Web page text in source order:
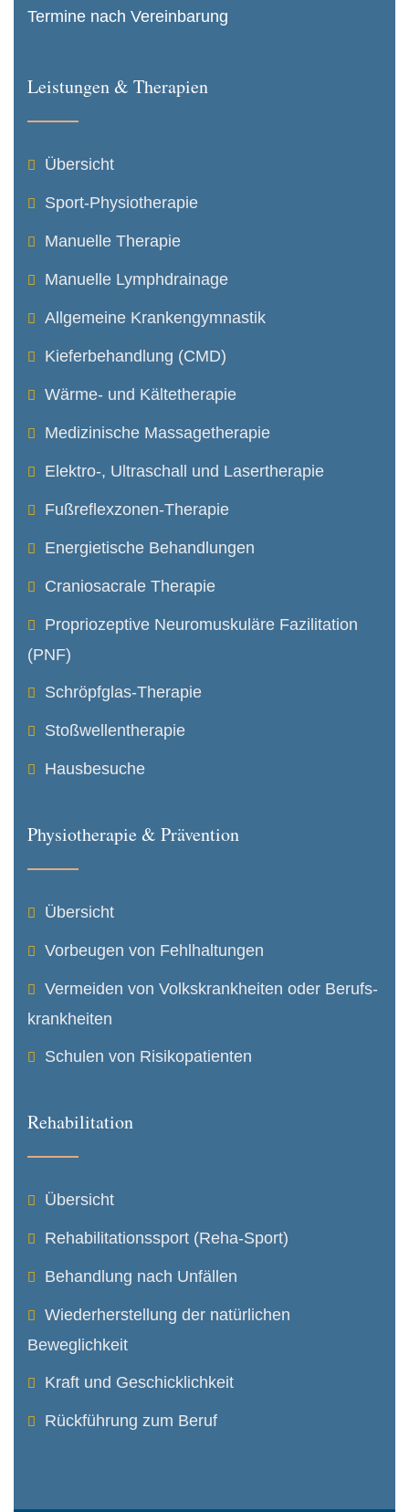
Termine nach Vereinbarung
Leistungen & Therapien
Übersicht
Sport-Physiotherapie
Manuelle Therapie
Manuelle Lymphdrainage
Allgemeine Krankengymnastik
Kieferbehandlung (CMD)
Wärme- und Kältetherapie
Medizinische Massagetherapie
Elektro-, Ultraschall und Lasertherapie
Fußreflexzonen-Therapie
Energietische Behandlungen
Craniosacrale Therapie
Propriozeptive Neuro­muskuläre Fazilitation
(PNF)
Schröpfglas-Therapie
Stoßwellentherapie
Hausbesuche
Physiotherapie & Prävention
Übersicht
Vorbeugen von Fehlhaltungen
Vermeiden von Volkskrank­heiten oder Berufs­
krank­heiten
Schulen von Risikopatienten
Rehabilitation
Übersicht
Rehabilitations­sport (Reha-Sport)
Behandlung nach Unfällen
Wiederher­stellung der natürlichen
Beweglichkeit
Kraft und Geschicklichkeit
Rückführung zum Beruf